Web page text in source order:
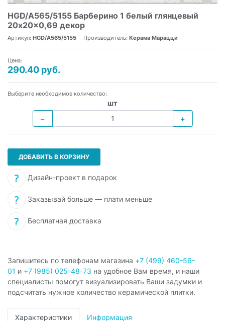
HGD/A565/5155 Барберино 1 белый глянцевый
20x20x0,69 декор
Артикул: HGD/A565/5155 Производитель: Керама Марацци
Цена:
290.40 руб.
Выберите необходимое количество:
шт
−
+
ДОБАВИТЬ В КОРЗИНУ
Дизайн-проект в подарок
Заказывай больше — плати меньше
Бесплатная доставка
Запишитесь по телефонам магазина +7 (499) 460-56-
01 и +7 (985) 025-48-73 на удобное Вам время, и наши
специалисты помогут визуализировать Ваши задумки и
подсчитать нужное количество керамической плитки.
Характеристики Информация